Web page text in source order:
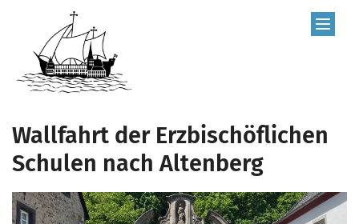
Zum Inhalt springen
Wallfahrt der Erzbischöflichen
Schulen nach Altenberg